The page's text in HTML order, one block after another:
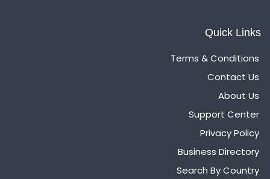
Quick Links
Terms & Conditions
Contact Us
About Us
Support Center
Privacy Policy
Business Directory
Search By Country